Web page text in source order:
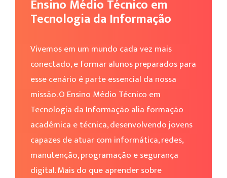
Ensino Médio Técnico em
Tecnologia da Informação
Vivemos em um mundo cada vez mais
conectado, e formar alunos preparados para
esse cenário é parte essencial da nossa
missão. O Ensino Médio Técnico em
Tecnologia da Informação alia formação
acadêmica e técnica, desenvolvendo jovens
capazes de atuar com informática, redes,
manutenção, programação e segurança
digital. Mais do que aprender sobre